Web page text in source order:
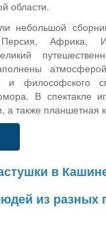
области.
небольшой
Африка,
и философского
В спектакле
а также планшетная
в
из разных